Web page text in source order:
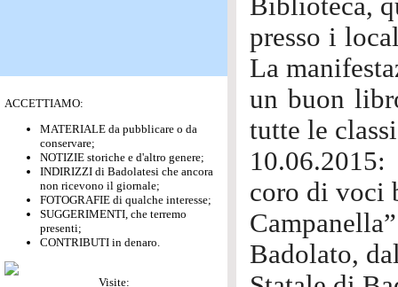
ACCETTIAMO:
MATERIALE da pubblicare o da
conservare;
NOTIZIE storiche e d'altro genere;
INDIRIZZI di Badolatesi che ancora
non ricevono il giornale;
FOTOGRAFIE di qualche interesse;
SUGGERIMENTI, che terremo
presenti;
CONTRIBUTI in denaro.
Visite:
Biblioteca,
presso i
La
un buon
tutte le
coro di voci
Badolato,